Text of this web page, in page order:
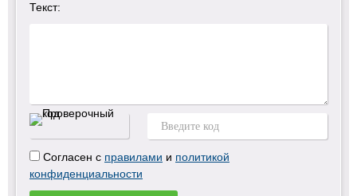
Текст:
Согласен с правилами и политикой
конфиденциальности